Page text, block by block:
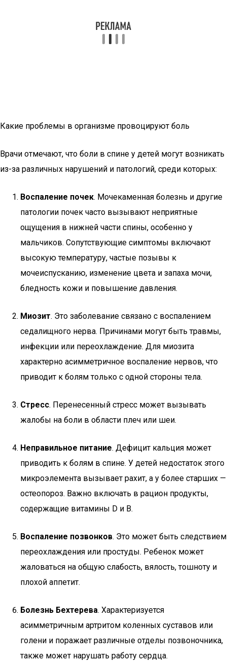
Какие проблемы в организме провоцируют боль
Врачи отмечают, что боли в спине у детей могут возникать
из-за различных нарушений и патологий, среди которых:
Воспаление почек. Мочекаменная болезнь и другие
патологии почек часто вызывают неприятные
ощущения в нижней части спины, особенно у
мальчиков. Сопутствующие симптомы включают
высокую температуру, частые позывы к
мочеиспусканию, изменение цвета и запаха мочи,
бледность кожи и повышение давления.
Миозит. Это заболевание связано с воспалением
седалищного нерва. Причинами могут быть травмы,
инфекции или переохлаждение. Для миозита
характерно асимметричное воспаление нервов, что
приводит к болям только с одной стороны тела.
Стресс. Перенесенный стресс может вызывать
жалобы на боли в области плеч или шеи.
Неправильное питание. Дефицит кальция может
приводить к болям в спине. У детей недостаток этого
микроэлемента вызывает рахит, а у более старших —
остеопороз. Важно включать в рацион продукты,
содержащие витамины D и B.
Воспаление позвонков. Это может быть следствием
переохлаждения или простуды. Ребенок может
жаловаться на общую слабость, вялость, тошноту и
плохой аппетит.
Болезнь Бехтерева. Характеризуется
асимметричным артритом коленных суставов или
голени и поражает различные отделы позвоночника,
также может нарушать работу сердца.